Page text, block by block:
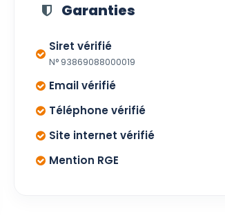
Garanties
Siret vérifié
N° 93869088000019
Email vérifié
Téléphone vérifié
Site internet vérifié
Mention RGE